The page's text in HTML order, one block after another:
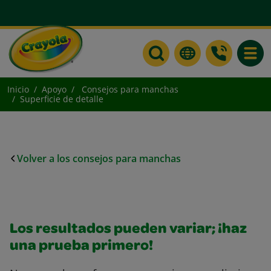
Inicio Apoyo
Consejos para manchas
Superficie de detalle
Volver a los consejos para manchas
Los resultados pueden variar; ¡haz
una prueba primero!